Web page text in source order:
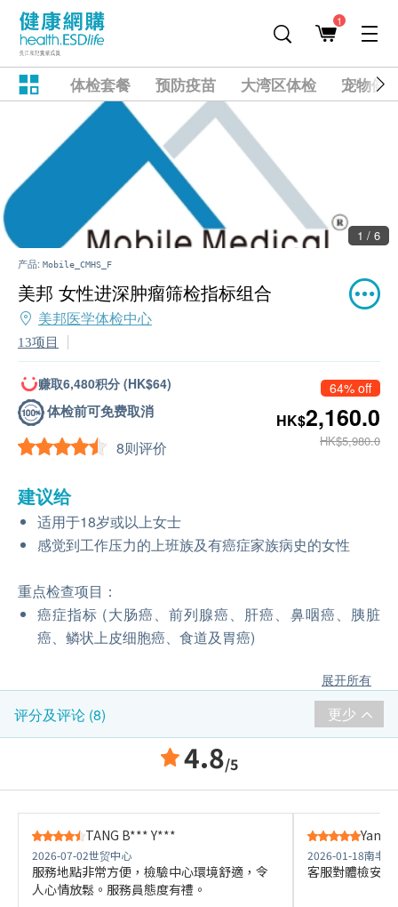
1
体检套餐 预防疫苗 大湾区体检 宠物健
1 / 6
产品: Mobile_CMHS_F
美邦 女性进深肿瘤筛检指标组合
美邦医学体检中心
13项目
赚取6,480积分 (HK$64)
体检前可免费取消
8则评价
64% off
HK$2,160.0
HK$5,980.0
建议给
适用于18岁或以上女士
感觉到工作压力的上班族及有癌症家族病史的女性
重点检查项目：
癌症指标 (大肠癌、前列腺癌、肝癌、鼻咽癌、胰脏
癌、鳞状上皮细胞癌、食道及胃癌)
展开所有
评分及评论 (8) 更少
4.8/5
TANG B*** Y***
2026-07-02世贸中心
服務地點非常方便，檢驗中心環境舒適，令
人心情放鬆。服務員態度有禮。
Yang
2026-01-18南丰
客服對體檢安